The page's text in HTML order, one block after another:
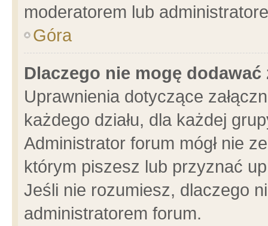
moderatorem lub
Góra
Dlaczego nie mogę dodawać
Uprawnienia dotyczące
każdego działu, dla każdej
Administrator forum mógł nie
którym piszesz lub przyznać
Jeśli nie rozumiesz, dlaczego
administratorem forum.